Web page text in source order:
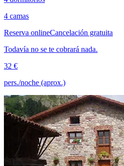
4 camas
Reserva onlineCancelación gratuita
Todavía no se te cobrará nada.
32 €
pers./noche (aprox.)